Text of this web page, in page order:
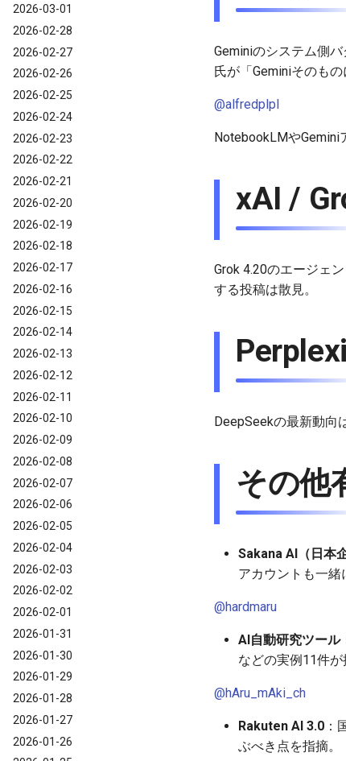
2026-03-01
2026-02-28
2026-02-27
2026-02-26
2026-02-25
2026-02-24
2026-02-23
2026-02-22
2026-02-21
2026-02-20
2026-02-19
2026-02-18
2026-02-17
2026-02-16
2026-02-15
2026-02-14
2026-02-13
2026-02-12
2026-02-11
2026-02-10
2026-02-09
2026-02-08
2026-02-07
2026-02-06
2026-02-05
2026-02-04
2026-02-03
2026-02-02
2026-02-01
2026-01-31
2026-01-30
2026-01-29
2026-01-28
2026-01-27
2026-01-26
Geminiのシステム側
氏が「Geminiそのも
@alfredplpl
NotebookLMやGemini
xAI /
Grok 4.20のエージェ
する投稿は散見。
DeepSeekの最新動向
その他
Sakana AI（日本
アカウントも一緒
@hardmaru
AI自動研究ツール
などの実例11件
@hAru_mAki_ch
Rakuten AI 3.0 ：
ぶべき点を指摘。